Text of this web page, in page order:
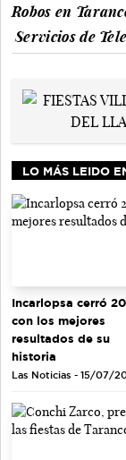
Robos en
Servicios de
LO MÁS LEIDO
Incarlopsa cerró
con los mejores
resultados de su
historia
Las Noticias - 15/07/